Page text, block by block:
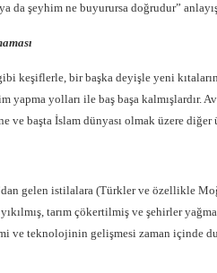
da şeyhim ne buyurursa doğrudur”
keşiflerle, bir başka deyişle yeni
yapma yolları ile baş başa kalmışlardır.
ve başta İslam dünyası olmak üzere
gelen istilalara (Türkler ve özellikle
tarım çökertilmiş ve şehirler
ve teknolojinin gelişmesi zaman içinde